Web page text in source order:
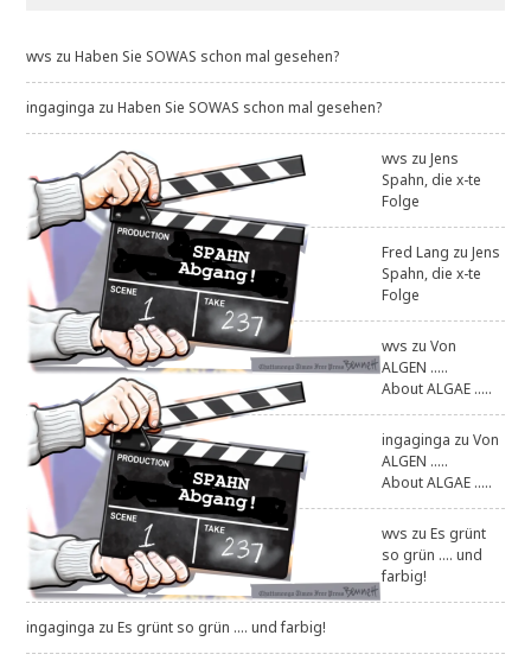
wvs zuHaben Sie SOWAS schon mal gesehen?
ingaginga zuHaben Sie SOWAS schon mal gesehen?
wvs zuJens
Spahn, die x-te
Folge
Fred Lang zuJens
Spahn, die x-te
Folge
wvs zuVon
ALGEN .....
About ALGAE .....
ingaginga zuVon
ALGEN .....
About ALGAE .....
wvs zuEs grünt
so grün .... und
farbig!
ingaginga zuEs grünt so grün .... und farbig!